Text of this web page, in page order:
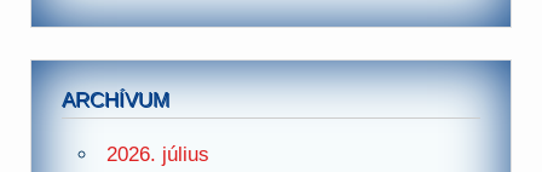
ARCHÍVUM
2026. július